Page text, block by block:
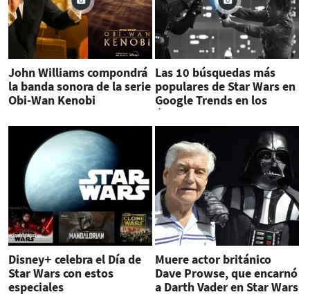
John Williams compondrá
la banda sonora de la serie
Obi-Wan Kenobi
Las 10 búsquedas más
populares de Star Wars en
Google Trends en los
últimos 15 años
Disney+ celebra el Día de
Star Wars con estos
especiales
Muere actor británico
Dave Prowse, que encarnó
a Darth Vader en Star Wars